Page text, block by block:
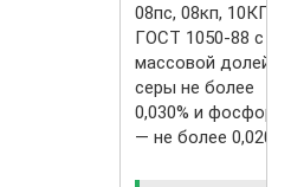
08пс, 08кп, 10КП
ГОСТ 1050-88 с
массовой долей
серы не более
0,030% и фосфора
— не более 0,020%